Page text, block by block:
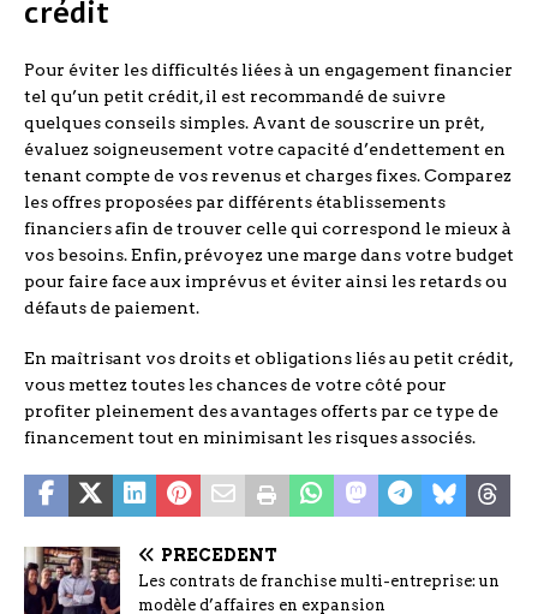
crédit
Pour éviter les difficultés liées à un engagement financier
tel qu’un petit crédit, il est recommandé de suivre
quelques conseils simples. Avant de souscrire un prêt,
évaluez soigneusement votre capacité d’endettement en
tenant compte de vos revenus et charges fixes. Comparez
les offres proposées par différents établissements
financiers afin de trouver celle qui correspond le mieux à
vos besoins. Enfin, prévoyez une marge dans votre budget
pour faire face aux imprévus et éviter ainsi les retards ou
défauts de paiement.
En maîtrisant vos droits et obligations liés au petit crédit,
vous mettez toutes les chances de votre côté pour
profiter pleinement des avantages offerts par ce type de
financement tout en minimisant les risques associés.
PRÉCÉDENT
Les contrats de franchise multi-entreprise: un
modèle d’affaires en expansion